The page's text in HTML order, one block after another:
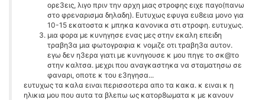
ορε3εις, λιγο πριν την αρχη μιας στροφης ειχε παγο(πανω
στο φρεναρισμα δηλαδη). Ευτυχως εφυγα ευ8εια μονο για
10-15 εκατοστα κ μπηκα κανονικα στι στροφη. ευτυχως.
μια φορα με κυνηγησε ενας μες στην εκαλη επειδη
τραβη3α μια φωτογραφια κ νομιζε οτι τραβη3α αυτον.
εγω δεν η3ερα γιατι με κυνηγουσε κ μου πηγε το σκ@το
στην καλτσα. μεχρι που αναγκαστηκα να σταματησω σε
φαναρι, οποτε κ του ε3ηγησα...
ευτυχως τα καλα ειναι περισσοτερα απο τα κακα. κ ειναι κ η
ηλικια μου που αυτα τα βλεπω ως κατορ8ωματα κ με κανουν